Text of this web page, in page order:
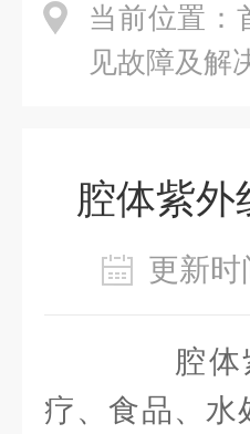
当前位置：
见故障及解
腔体紫
更新
腔体紫
疗、食品、水